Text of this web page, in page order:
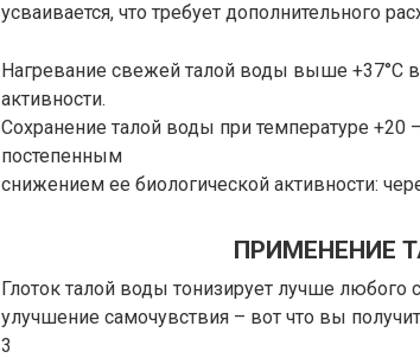
усваивается, что требует дополнительного
Нагревание свежей талой воды выше +37°С
активности.
Сохранение талой воды при температуре +20
постепенным
снижением ее биологической активности:
ПРИМЕНЕНИЕ
Глоток талой воды тонизирует лучше любого
улучшение самочувствия – вот что вы
3